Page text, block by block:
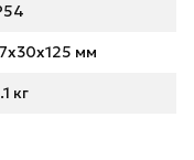
мм
кг